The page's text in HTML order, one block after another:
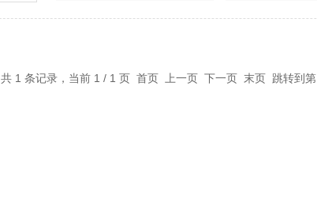
共 1 条记录，当前 1 / 1 页 首页 上一页 下一页 末页 跳转到第